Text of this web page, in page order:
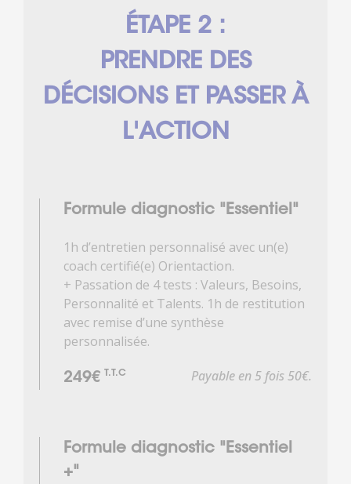
ÉTAPE 2 :
PRENDRE DES
DÉCISIONS ET PASSER À
L'ACTION
Formule diagnostic "Essentiel"
1h d’entretien personnalisé avec un(e)
coach certifié(e) Orientaction.
+ Passation de 4 tests : Valeurs, Besoins,
Personnalité et Talents. 1h de restitution
avec remise d’une synthèse
personnalisée.
249€ T.T.C Payable en 5 fois 50€.
Formule diagnostic "Essentiel
+"